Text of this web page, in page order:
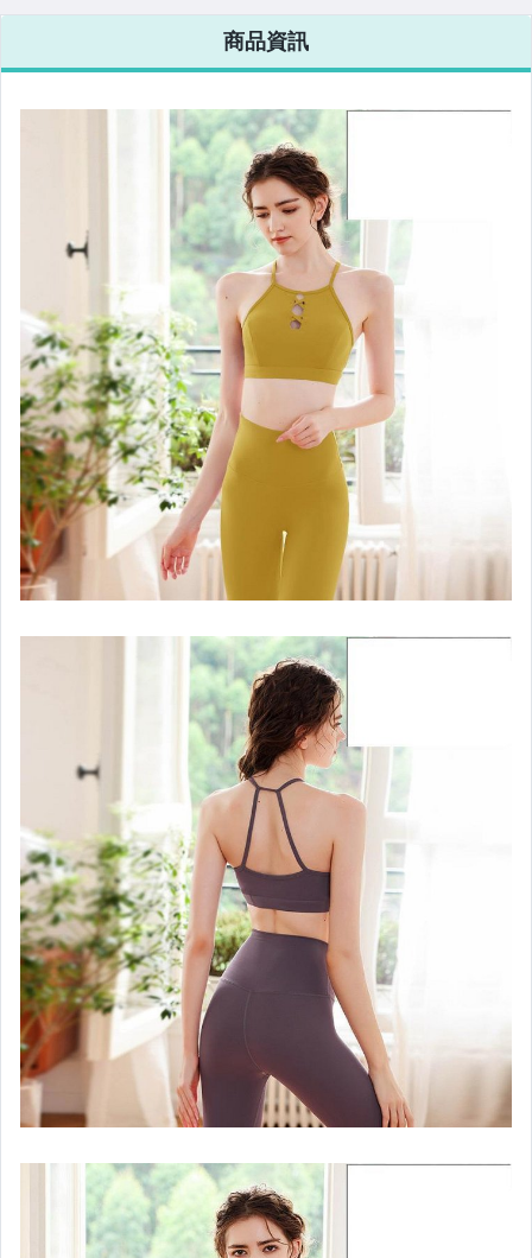
電腦、平板與周邊
運動、戶外與休閒
居家、家具與園藝
玩具、模型與公仔
男性精品與服飾
女裝與服飾配件
偶像、球員卡與郵幣
手錶與飾品配件
女包精品與女鞋
家電與影音視聽
商品資訊